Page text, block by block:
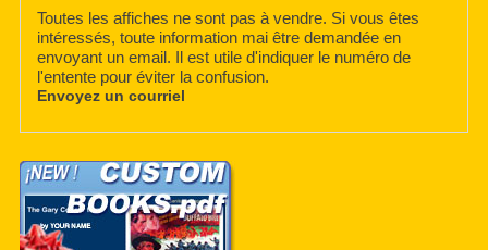
Toutes les affiches ne sont pas à vendre. Si vous êtes
intéressés, toute information mai être demandée en
envoyant un email. Il est utile d'indiquer le numéro de
l'entente pour éviter la confusion.
Envoyez un courriel